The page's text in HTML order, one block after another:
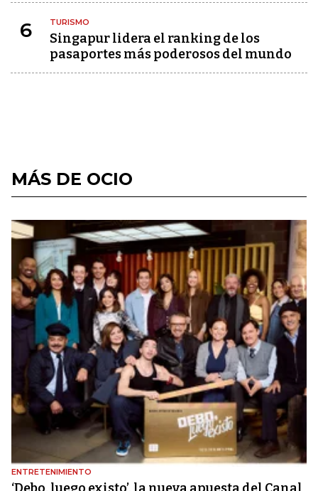
6 TURISMO
Singapur lidera el ranking de los
pasaportes más poderosos del mundo
MÁS DE OCIO
ENTRETENIMIENTO